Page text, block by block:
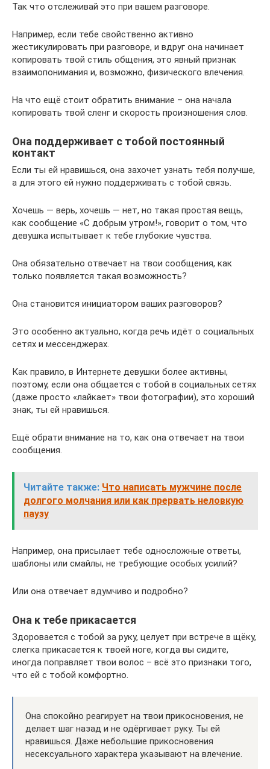
Так что отслеживай это при вашем разговоре.
Например, если тебе свойственно активно
жестикулировать при разговоре, и вдруг она начинает
копировать твой стиль общения, это явный признак
взаимопонимания и, возможно, физического влечения.
На что ещё стоит обратить внимание – она начала
копировать твой сленг и скорость произношения слов.
Она поддерживает с тобой постоянный
контакт
Если ты ей нравишься, она захочет узнать тебя получше,
а для этого ей нужно поддерживать с тобой связь.
Хочешь — верь, хочешь — нет, но такая простая вещь,
как сообщение «С добрым утром!», говорит о том, что
девушка испытывает к тебе глубокие чувства.
Она обязательно отвечает на твои сообщения, как
только появляется такая возможность?
Она становится инициатором ваших разговоров?
Это особенно актуально, когда речь идёт о социальных
сетях и мессенджерах.
Как правило, в Интернете девушки более активны,
поэтому, если она общается с тобой в социальных сетях
(даже просто «лайкает» твои фотографии), это хороший
знак, ты ей нравишься.
Ещё обрати внимание на то, как она отвечает на твои
сообщения.
Читайте также: Что написать мужчине после
долгого молчания или как прервать неловкую
паузу
Например, она присылает тебе односложные ответы,
шаблоны или смайлы, не требующие особых усилий?
Или она отвечает вдумчиво и подробно?
Она к тебе прикасается
Здоровается с тобой за руку, целует при встрече в щёку,
слегка прикасается к твоей ноге, когда вы сидите,
иногда поправляет твои волос – всё это признаки того,
что ей с тобой комфортно.
Она спокойно реагирует на твои прикосновения, не
делает шаг назад и не одёргивает руку. Ты ей
нравишься. Даже небольшие прикосновения
несексуального характера указывают на влечение.